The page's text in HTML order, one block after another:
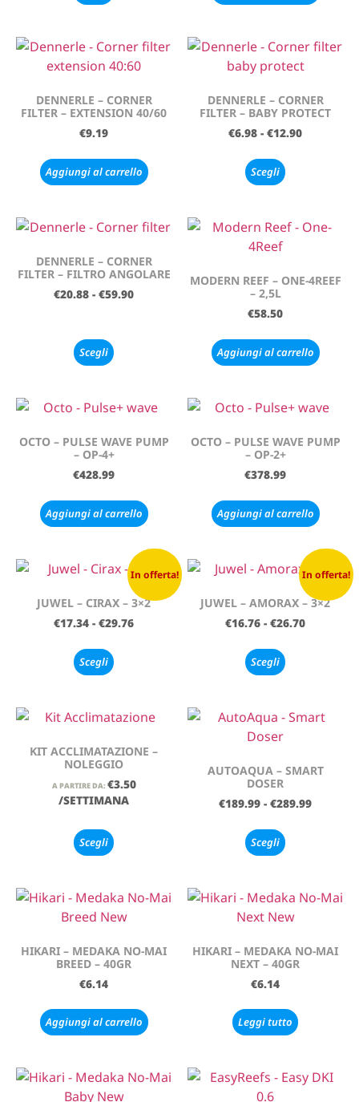
DENNERLE – CORNER
FILTER – EXTENSION 40/60
€9.19
Aggiungi al carrello
DENNERLE – CORNER
FILTER – BABY PROTECT
€6.98 - €12.90
Scegli
DENNERLE – CORNER
FILTER – FILTRO ANGOLARE
€20.88 - €59.90
Scegli
MODERN REEF – ONE-4REEF
– 2,5L
€58.50
Aggiungi al carrello
OCTO – PULSE WAVE PUMP
– OP-4+
€428.99
Aggiungi al carrello
OCTO – PULSE WAVE PUMP
– OP-2+
€378.99
Aggiungi al carrello
In offerta!
JUWEL – CIRAX – 3×2
€17.34 - €29.76
Scegli
In offerta!
JUWEL – AMORAX – 3×2
€16.76 - €26.70
Scegli
KIT ACCLIMATAZIONE –
NOLEGGIO
A PARTIRE DA: €3.50
/SETTIMANA
Scegli
AUTOAQUA – SMART
DOSER
€189.99 - €289.99
Scegli
HIKARI – MEDAKA NO-MAI
BREED – 40GR
€6.14
Aggiungi al carrello
HIKARI – MEDAKA NO-MAI
NEXT – 40GR
€6.14
Leggi tutto